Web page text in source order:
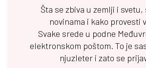
Šta se zbiva u zemlji i svetu,
novinama i kako provesti
Svake srede u podne
elektronskom poštom. To je
njuzleter i zato se